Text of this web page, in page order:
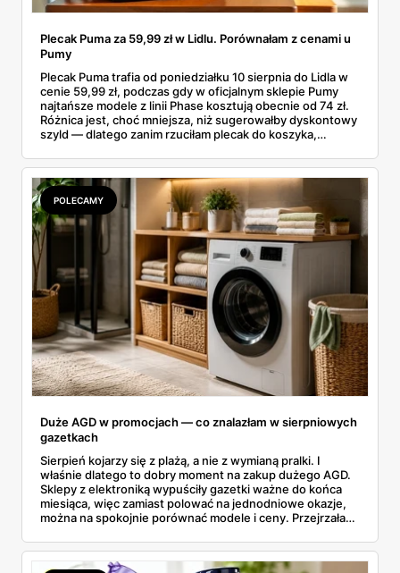
Plecak Puma za 59,99 zł w Lidlu. Porównałam z cenami u
Pumy
Plecak Puma trafia od poniedziałku 10 sierpnia do Lidla w
cenie 59,99 zł, podczas gdy w oficjalnym sklepie Pumy
najtańsze modele z linii Phase kosztują obecnie od 74 zł.
Różnica jest, choć mniejsza, niż sugerowałby dyskontowy
szyld — dlatego zanim rzuciłam plecak do koszyka,
rozpiska: co dokładnie sprzedaje Lidl, ile kosztują
odpowiedniki u producenta i komu ten zakup naprawdę
się opłaci.
POLECAMY
Duże AGD w promocjach — co znalazłam w sierpniowych
gazetkach
Sierpień kojarzy się z plażą, a nie z wymianą pralki. I
właśnie dlatego to dobry moment na zakup dużego AGD.
Sklepy z elektroniką wypuściły gazetki ważne do końca
miesiąca, więc zamiast polować na jednodniowe okazje,
można na spokojnie porównać modele i ceny. Przejrzałam
znalazłam, z cenami i terminami.